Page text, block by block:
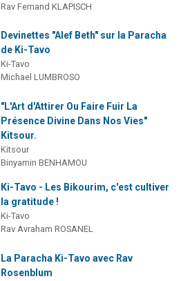
Rav Fernand KLAPISCH
Devinettes "Alef Beth" sur la Paracha
de Ki-Tavo
Ki-Tavo
Michael LUMBROSO
"L'Art d'Attirer Ou Faire Fuir La
Présence Divine Dans Nos Vies"
Kitsour.
Kitsour
Binyamin BENHAMOU
Ki-Tavo - Les Bikourim, c'est cultiver
la gratitude !
Ki-Tavo
Rav Avraham ROSANEL
La Paracha Ki-Tavo avec Rav
Rosenblum